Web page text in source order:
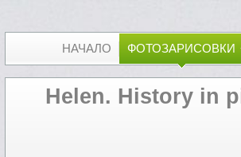
НАЧАЛО ФОТОЗАРИСОВКИ
Helen. History in